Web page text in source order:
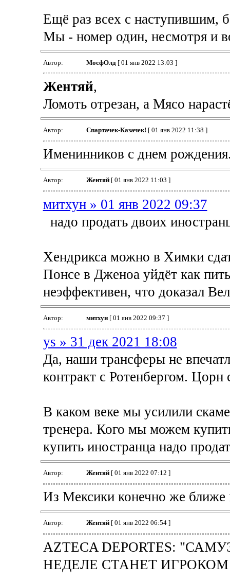
Ещё раз всех с наступившим,
Мы - номер один, несмотря и
Автор: МосфОлд[ 01 янв 2022 13:03 ]
Жентяй,
Ломоть отрезан, а Мясо
Автор: Спартачек-Казачек! [ 01 янв 2022 11:38 ]
Именинников с днем
Автор: Жентяй[ 01 янв 2022 11:03 ]
митхун » 01 янв 2022 09:37
надо продать двоих
Хендрикса можно в Химки
Понсе в Дженоа уйдёт как
неэффективен, что доказал
Автор: митхун[ 01 янв 2022 09:37 ]
ys » 31 дек 2021 18:08
Да, наши трансферы не
контракт с Ротенбергом. Цорн
В каком веке мы усилили
тренера. Кого мы можем
купить иностранца надо
Автор: Жентяй[ 01 янв 2022 07:12 ]
Из Мексики конечно же ближе
Автор: Жентяй[ 01 янв 2022 06:54 ]
AZTECA DEPORTES:
НЕДЕЛЕ СТАНЕТ ИГРОКОМ